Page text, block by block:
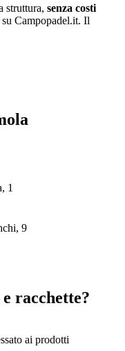
struttura, senza costi
su Campopadel.it. Il
1
9
racchette?
ai prodotti